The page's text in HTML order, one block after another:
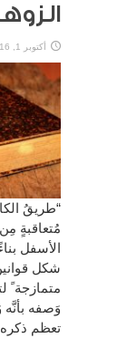
أكتوبر 1, 2016
“طريقُ
مُتعاقبةٍ
الأسفل
شكل
متمازجة
وَصفه
تعظم ذكره